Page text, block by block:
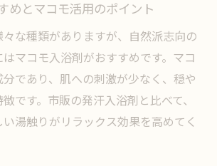
めとマコモ活用のポイント
な種類がありますが、自然派志向の
マコモ入浴剤がおすすめです。マコ
であり、肌への刺激が少なく、穏や
です。市販の発汗入浴剤と比べて、
湯触りがリラックス効果を高めてく